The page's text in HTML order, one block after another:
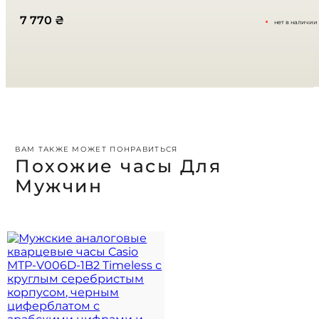
7 770 ₴ нет в наличии
ВАМ ТАКЖЕ МОЖЕТ ПОНРАВИТЬСЯ
Похожие часы Для
Мужчин